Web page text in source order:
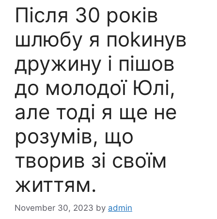
Після 30 років
шлюбу я поkинув
дружину і пішов
до молодої Юлі,
але тоді я ще не
розумів, що
творив зі своїм
життям.
November 30, 2023 by admin